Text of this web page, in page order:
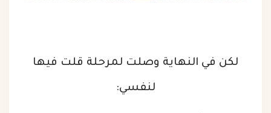
لكن في النهاية وصلت لمرحلة قلت فيها
لنفسي: